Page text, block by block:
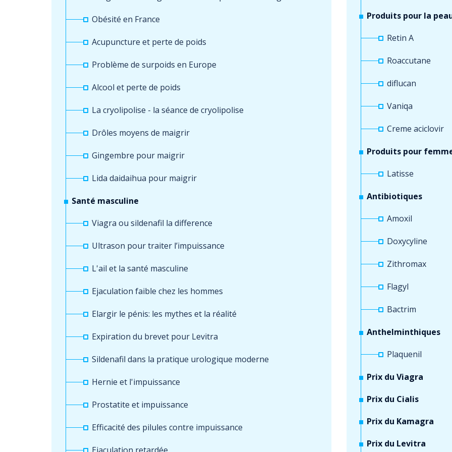
Obésité en France
Acupuncture et perte de poids
Problème de surpoids en Europe
Alcool et perte de poids
La cryolipolise - la séance de cryolipolise
Drôles moyens de maigrir
Gingembre pour maigrir
Lida daidaihua pour maigrir
Santé masculine
Viagra ou sildenafil la difference
Ultrason pour traiter l’impuissance
L'ail et la santé masculine
Ejaculation faible chez les hommes
Elargir le pénis: les mythes et la réalité
Expiration du brevet pour Levitra
Sildenafil dans la pratique urologique moderne
Hernie et l'impuissance
Prostatite et impuissance
Efficacité des pilules contre impuissance
Produits pour la
Retin A
Roaccutane
diflucan
Vaniqa
Creme aciclovir
Produits pour
Latisse
Antibiotiques
Amoxil
Doxycyline
Zithromax
Flagyl
Bactrim
Anthelminthiques
Plaquenil
Prix du Viagra
Prix du Cialis
Prix du Kamagra
Prix du Levitra